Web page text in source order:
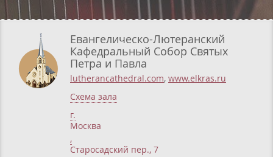
Евангелическо-Лютеранский
Кафедральный Собор Святых
Петра и Павла
lutherancathedral.com, www.elkras.ru
Схема зала
г.
Москва
,
Старосадский пер., 7